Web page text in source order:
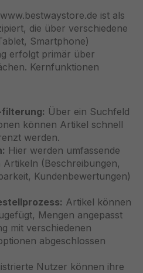
ist als
die über verschiedene
Smartphone)
erfolgt primär über
Kernfunktionen
filterung: Über ein Suchfeld
können Artikel schnell
werden.
Hier werden umfassende
(Beschreibungen,
Kundenbewertungen)
Artikel können
Mengen angepasst
mit verschiedenen
abgeschlossen
Nutzer können ihre